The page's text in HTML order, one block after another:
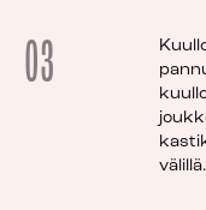
03
välillä.